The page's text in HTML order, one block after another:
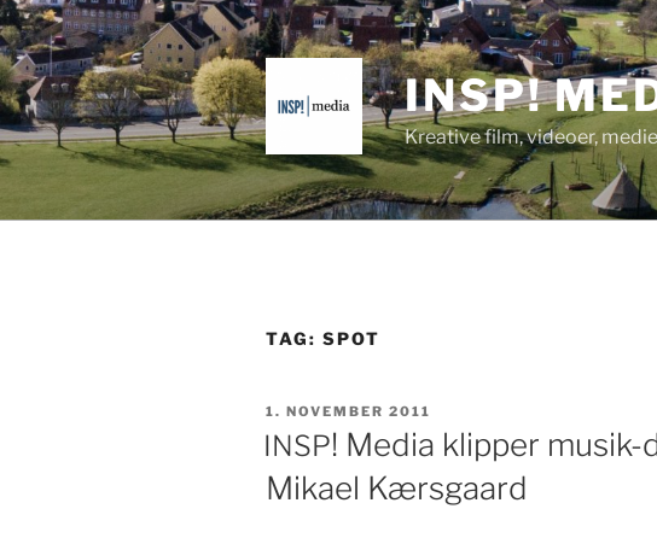
Videre
til
indhold
INSP!
Kreative film, videoer,
TAG: SPOT
UDGIVET
1. NOVEMBER 2011
INSP! Media klipper
Mikael Kærsgaard